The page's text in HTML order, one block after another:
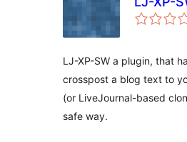
LJ-XP-SW a plugin, that
crosspost a blog text to
(or LiveJournal-based
safe way.